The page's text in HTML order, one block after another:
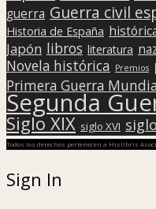
guerra Guerra civil
Historia de España
Japón libros literatura
Novela histórica Premios
Primera Guerra
Segunda
Siglo XIX siglo XVI
Todos los derechos pertenecen a Hislibris
Sign In